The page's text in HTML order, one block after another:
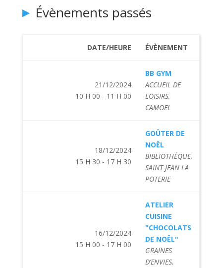
Évènements passés
DATE/HEURE ÉVÈNEMENT
21/12/2024
10 H 00 - 11 H 00
BB GYM
ACCUEIL DE
LOISIRS,
CAMOEL
18/12/2024
15 H 30 - 17 H 30
GOÛTER DE
NOËL
BIBLIOTHÈQUE,
SAINT JEAN LA
POTERIE
16/12/2024
15 H 00 - 17 H 00
ATELIER
CUISINE
"CHOCOLATS
DE NOËL"
GRAINES
D’ENVIES,